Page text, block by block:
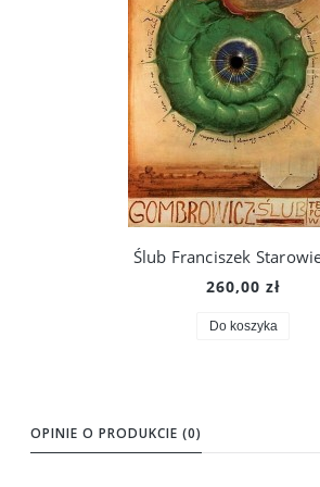
Ślub Franciszek
260,00 zł
Do koszyka
OPINIE O PRODUKCIE (0)